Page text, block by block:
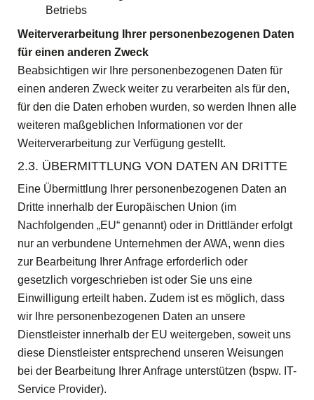
Betriebs
Weiterverarbeitung Ihrer personenbezogenen Daten
für einen anderen Zweck
Beabsichtigen wir Ihre personenbezogenen Daten für
einen anderen Zweck weiter zu verarbeiten als für den,
für den die Daten erhoben wurden, so werden Ihnen alle
weiteren maßgeblichen Informationen vor der
Weiterverarbeitung zur Verfügung gestellt.
2.3. ÜBERMITTLUNG VON DATEN AN DRITTE
Eine Übermittlung Ihrer personenbezogenen Daten an
Dritte innerhalb der Europäischen Union (im
Nachfolgenden „EU“ genannt) oder in Drittländer erfolgt
nur an verbundene Unternehmen der AWA, wenn dies
zur Bearbeitung Ihrer Anfrage erforderlich oder
gesetzlich vorgeschrieben ist oder Sie uns eine
Einwilligung erteilt haben. Zudem ist es möglich, dass
wir Ihre personenbezogenen Daten an unsere
Dienstleister innerhalb der EU weitergeben, soweit uns
diese Dienstleister entsprechend unseren Weisungen
bei der Bearbeitung Ihrer Anfrage unterstützen (bspw. IT-
Service Provider).